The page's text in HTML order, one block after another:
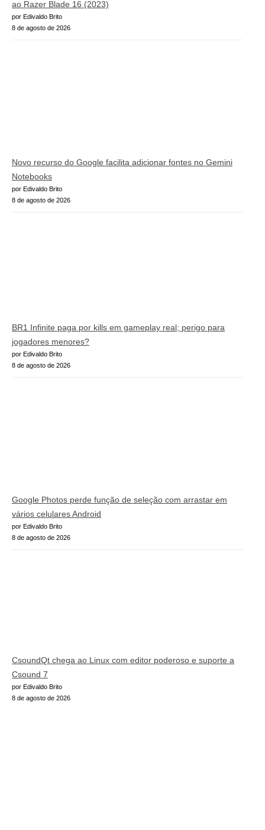
ao Razer Blade 16 (2023)
por Edivaldo Brito
8 de agosto de 2026
Novo recurso do Google facilita adicionar fontes no Gemini
Notebooks
por Edivaldo Brito
8 de agosto de 2026
BR1 Infinite paga por kills em gameplay real; perigo para
jogadores menores?
por Edivaldo Brito
8 de agosto de 2026
Google Photos perde função de seleção com arrastar em
vários celulares Android
por Edivaldo Brito
8 de agosto de 2026
CsoundQt chega ao Linux com editor poderoso e suporte a
Csound 7
por Edivaldo Brito
8 de agosto de 2026